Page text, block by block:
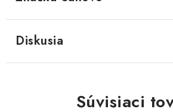
Diskusia
Súvisiaci